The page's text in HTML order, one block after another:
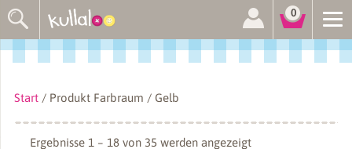
0
Suchen
nach:
Start/ Produkt Farbraum / Gelb
Ergebnisse 1 – 18 von 35 werden angezeigtNach